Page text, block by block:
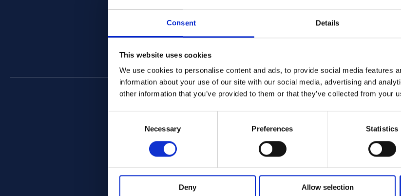
Consent Details
This website uses cookies
We use cookies to personalise content and ads, to provide social media features
information about your use of our site with our social media, advertising and
other information that you’ve provided to them or that they’ve collected from your
Necessary Preferences Statistics
Deny Allow selection
Stuur